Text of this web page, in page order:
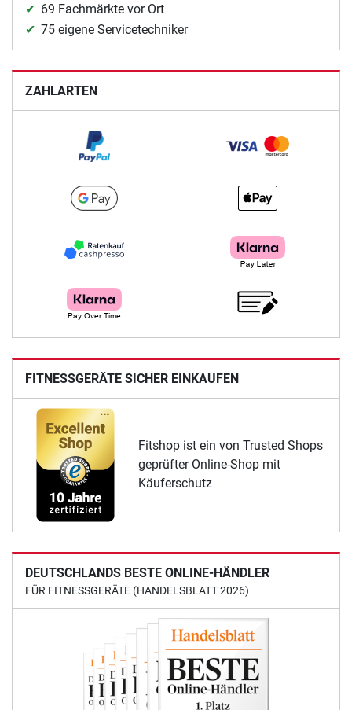
69 Fachmärkte vor Ort
75 eigene Servicetechniker
ZAHLARTEN
FITNESSGERÄTE SICHER EINKAUFEN
Fitshop ist ein von Trusted Shops
geprüfter Online-Shop mit
Käuferschutz
DEUTSCHLANDS BESTE ONLINE-HÄNDLER
FÜR FITNESSGERÄTE (HANDELSBLATT 2026)